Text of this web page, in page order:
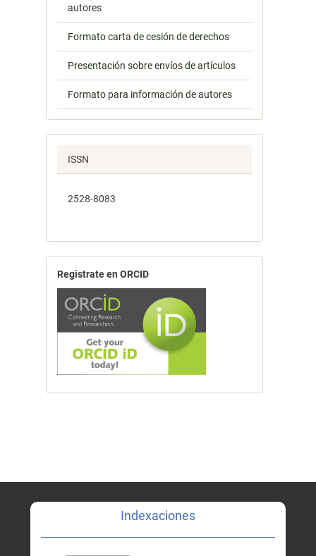
autores
Formato carta de cesión de derechos
Presentación sobre envíos de artículos
Formato para información de autores
ISSN
2528-8083
Registrate en ORCID
Indexaciones